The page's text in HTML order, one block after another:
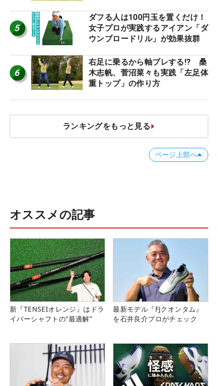
5
ダフる人は100円玉を置くだけ！
女子プロが実践するアイアン「ダ
ウンブロードリル」が効果抜群
6
右足に乗るから軸ブレする!? 桑
木志帆、菅沼菜々も実践「左足体
重トップ」の作り方
ランキングをもっと見る
ページ上部へ
オススメの記事
新『TENSEIオレンジ』はドラ
イバーシャフトの“最適解”
最新モデル『FJクオンタム』
を石井良介プロがチェック